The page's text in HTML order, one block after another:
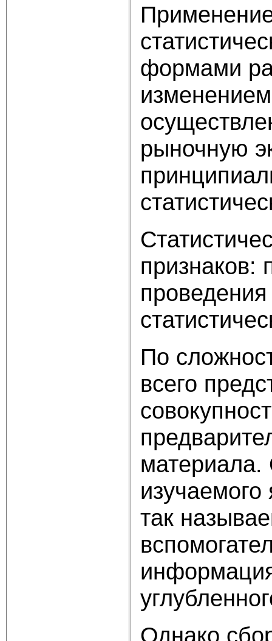
формами
рыночную
признаков:
По
всего
так
Однако